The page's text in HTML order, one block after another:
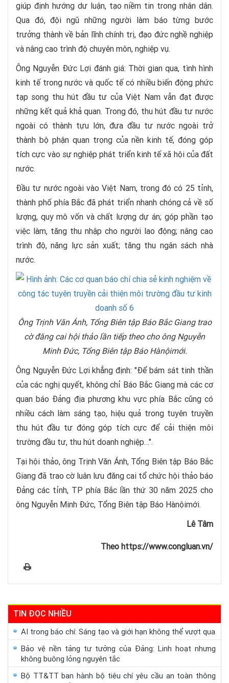
giúp định hướng dư luận, tạo niềm tin trong nhân dân.
Qua đó, đội ngũ những người làm báo từng bước
trưởng thành về bản lĩnh chính trị, đạo đức nghề nghiệp
và nâng cao trình độ chuyên môn, nghiệp vụ.
Ông Nguyễn Đức Lợi đánh giá: Thời gian qua, tình hình
kinh tế trong nước và quốc tế có nhiều biến động phức
tạp song thu hút đầu tư của Việt Nam vẫn đạt được
những kết quả khả quan. Trong đó, thu hút đầu tư nước
ngoài có thành tựu lớn, đưa đầu tư nước ngoài trở
thành bộ phận quan trọng của nền kinh tế, đóng góp
tích cực vào sự nghiệp phát triển kinh tế xã hội của đất
nước.
Đầu tư nước ngoài vào Việt Nam, trong đó có 25 tỉnh,
thành phố phía Bắc đã phát triển nhanh chóng cả về số
lượng, quy mô vốn và chất lượng dự án; góp phần tạo
việc làm, tăng thu nhập cho người lao động; nâng cao
trình độ, năng lực sản xuất; tăng thu ngân sách nhà
nước.
Ông Trịnh Văn Ánh, Tổng Biên tập Báo Bắc Giang trao
cờ đăng cai hội thảo lần tiếp theo cho ông Nguyễn
Minh Đức, Tổng Biên tập Báo Hànộimới.
Ông Nguyễn Đức Lợi khẳng định: "Để bám sát tinh thần
của các nghị quyết, không chỉ Báo Bắc Giang mà các cơ
quan báo Đảng địa phương khu vực phía Bắc cũng có
nhiều cách làm sáng tạo, hiệu quả trong tuyên truyền
thu hút đầu tư đóng góp tích cực để cải thiện môi
trường đầu tư, thu hút doanh nghiệp…".
Tại hội thảo, ông Trịnh Văn Ánh, Tổng Biên tập Báo Bắc
Giang đã trao cờ luân lưu đăng cai tổ chức hội thảo báo
Đảng các tỉnh, TP phía Bắc lần thứ 30 năm 2025 cho
ông Nguyễn Minh Đức, Tổng Biên tập Báo Hànộimới.
Lê Tâm
Theo https://www.congluan.vn/
TIN ĐỌC NHIỀU
AI trong báo chí: Sáng tạo và giới hạn không thể vượt qua
Bảo vệ nền tảng tư tưởng của Đảng: Linh hoạt nhưng
không buông lỏng nguyên tắc
Bộ TT&TT ban hành bộ tiêu chí yêu cầu an toàn thông